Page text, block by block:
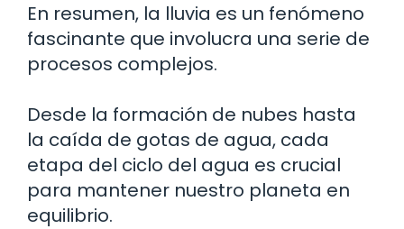
En resumen, la lluvia es un fenómeno
fascinante que involucra una serie de
procesos complejos.
Desde la formación de nubes hasta
la caída de gotas de agua, cada
etapa del ciclo del agua es crucial
para mantener nuestro planeta en
equilibrio.